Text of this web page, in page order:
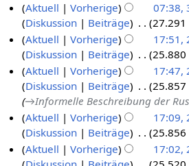
Aktuell
Vorherige 07:38,
Diskussion
Beiträge 27.291
K
e
i
n
e
B
e
a
r
n
2
Aktuell Vorherige 17:51,
Diskussion
Beiträge 25.880
K
e
i
n
e
B
e
Aktuell Vorherige 17:47,
Diskussion
Beiträge 25.857
→Informelle Beschreibung der
Aktuell
Vorherige 17:09,
Diskussion
Beiträge 25.856
K
e
Aktuell Vorherige 17:02,